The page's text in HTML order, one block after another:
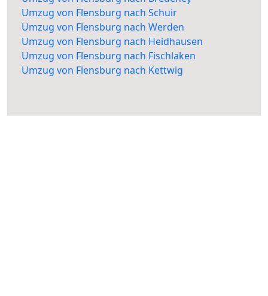
Umzug von Flensburg nach Schuir
Umzug von Flensburg nach Werden
Umzug von Flensburg nach Heidhausen
Umzug von Flensburg nach Fischlaken
Umzug von Flensburg nach Kettwig